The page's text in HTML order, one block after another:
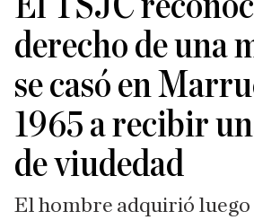
derecho de una
se casó en
1965 a recibir
de viudedad
El hombre adquirió luego